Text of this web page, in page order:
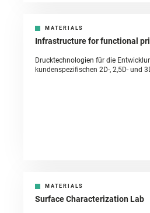
MATERIALS
Infrastructure for functional
Drucktechnologien für die
kundenspezifischen 2D-, 2,5D- und
MATERIALS
Surface Characterization Lab